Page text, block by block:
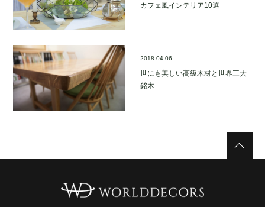
カフェ風インテリア10選
2018.04.06
世にも美しい高級木材と世界三大
銘木